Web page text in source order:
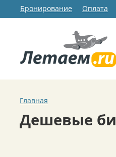
Бронирование Оплата
Главная
Дешевые